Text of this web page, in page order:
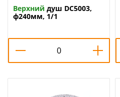
Верхний душ DC5003,
ф240мм, 1/1